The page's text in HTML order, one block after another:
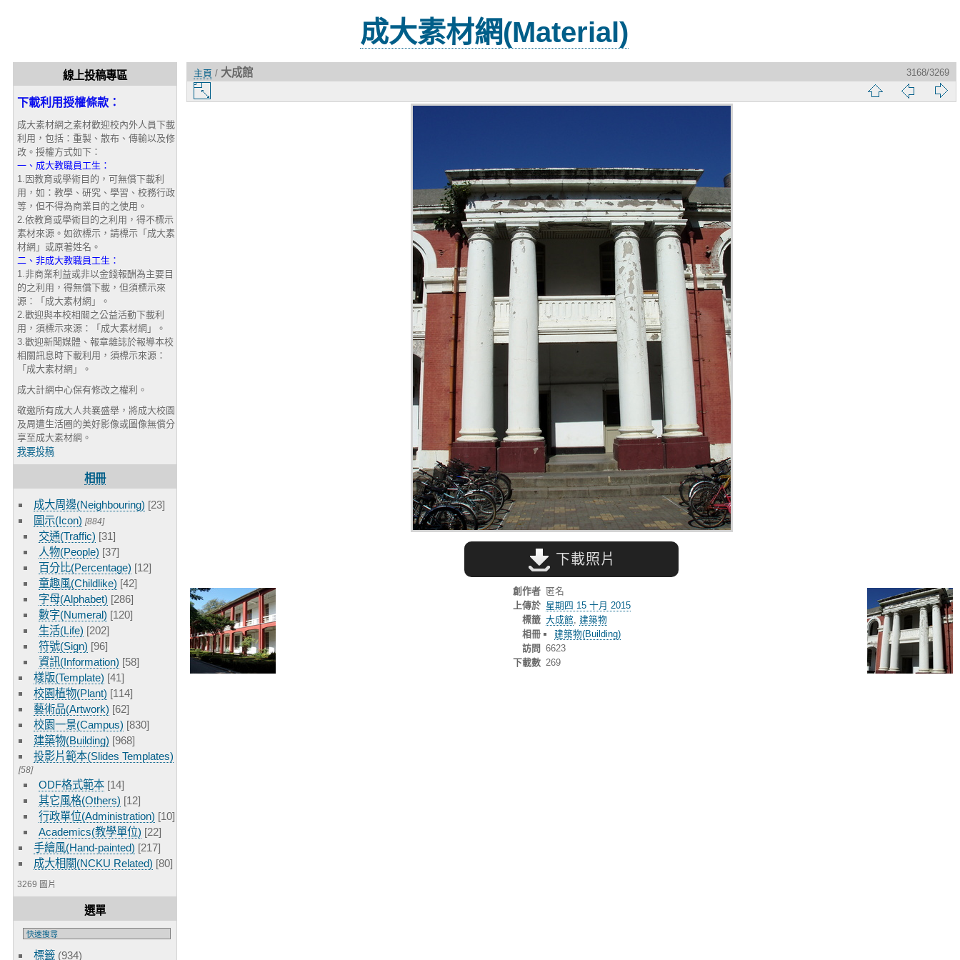
成大素材網(Material)
線上投稿專區
下載利用授權條款：
成大素材網之素材歡迎校內外人員下載
利用，包括：重製、散布、傳輸以及修
改。授權方式如下：
一、成大教職員工生：
1.因教育或學術目的，可無償下載利
用，如：教學、研究、學習、校務行政
等，但不得為商業目的之使用。
2.依教育或學術目的之利用，得不標示
素材來源。如欲標示，請標示「成大素
材網」或原著姓名。
二、非成大教職員工生：
1.非商業利益或非以金錢報酬為主要目
的之利用，得無償下載，但須標示來
源：「成大素材網」。
2.歡迎與本校相關之公益活動下載利
用，須標示來源：「成大素材網」。
3.歡迎新聞媒體、報章雜誌於報導本校
相關訊息時下載利用，須標示來源：
「成大素材網」。
成大計網中心保有修改之權利。
敬邀所有成大人共襄盛舉，將成大校園
及周遭生活圈的美好影像或圖像無償分
享至成大素材網。
我要投稿
相冊
成大周邊(Neighbouring) [23]
圖示(Icon) [884]
交通(Traffic) [31]
人物(People) [37]
百分比(Percentage) [12]
童趣風(Childlike) [42]
字母(Alphabet) [286]
數字(Numeral) [120]
生活(Life) [202]
符號(Sign) [96]
資訊(Information) [58]
樣版(Template) [41]
校園植物(Plant) [114]
藝術品(Artwork) [62]
校園一景(Campus) [830]
建築物(Building) [968]
投影片範本(Slides Templates)
[58]
ODF格式範本 [14]
其它風格(Others) [12]
行政單位(Administration) [10]
Academics(教學單位) [22]
手繪風(Hand-painted) [217]
成大相關(NCKU Related) [80]
3269 圖片
選單
標籤 (934)
主頁 / 大成館
3168/3269
略
頁
一
片
下載照片
創作者 匿名
上傳於 星期四 15 十月 2015
標籤 大成館 建築物
相冊
建築物(Building)
訪問 6623
下載數 269